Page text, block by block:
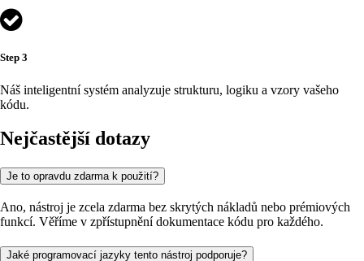
Step 3
Náš inteligentní systém analyzuje strukturu, logiku a vzory vašeho
kódu.
Nejčastější dotazy
Je to opravdu zdarma k použití?
Ano, nástroj je zcela zdarma bez skrytých nákladů nebo prémiových
funkcí. Věříme v zpřístupnění dokumentace kódu pro každého.
Jaké programovací jazyky tento nástroj podporuje?